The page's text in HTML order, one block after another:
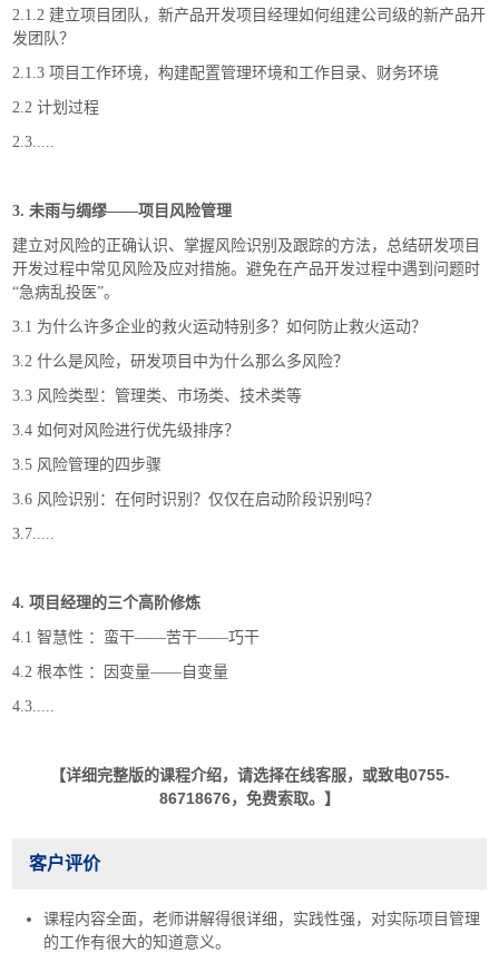
2.1.2 建立项目团队，新产品开发项目经理如何组建公司级的新产品开
发团队？
2.1.3 项目工作环境，构建配置管理环境和工作目录、财务环境
2.2 计划过程
2.3.....
3. 未雨与绸缪——项目风险管理
建立对风险的正确认识、掌握风险识别及跟踪的方法，总结研发项目
开发过程中常见风险及应对措施。避免在产品开发过程中遇到问题时
“急病乱投医”。
3.1 为什么许多企业的救火运动特别多？如何防止救火运动？
3.2 什么是风险，研发项目中为什么那么多风险？
3.3 风险类型：管理类、市场类、技术类等
3.4 如何对风险进行优先级排序？
3.5 风险管理的四步骤
3.6 风险识别：在何时识别？仅仅在启动阶段识别吗？
3.7.....
4. 项目经理的三个高阶修炼
4.1 智慧性 ：蛮干——苦干——巧干
4.2 根本性 ：因变量——自变量
4.3.....
【详细完整版的课程介绍，请选择在线客服，或致电0755-
86718676，免费索取。】
客户评价
课程内容全面，老师讲解得很详细，实践性强，对实际项目管理
的工作有很大的知道意义。